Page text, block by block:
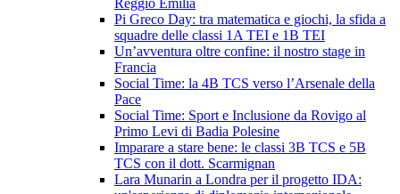
Reggio Emilia
Pi Greco Day: tra matematica e giochi, la sfida a
squadre delle classi 1A TEI e 1B TEI
Un’avventura oltre confine: il nostro stage in
Francia
Social Time: la 4B TCS verso l’Arsenale della
Pace
Social Time: Sport e Inclusione da Rovigo al
Primo Levi di Badia Polesine
Imparare a stare bene: le classi 3B TCS e 5B
TCS con il dott. Scarmignan
Lara Munarin a Londra per il progetto IDA: